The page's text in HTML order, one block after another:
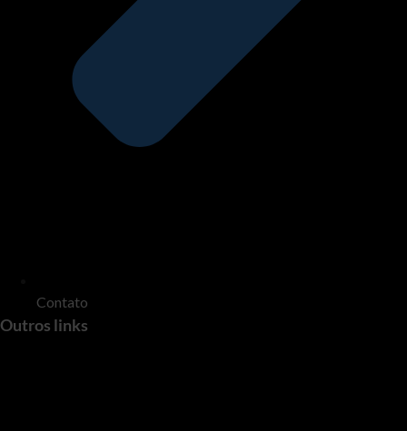
Contato
Outros links